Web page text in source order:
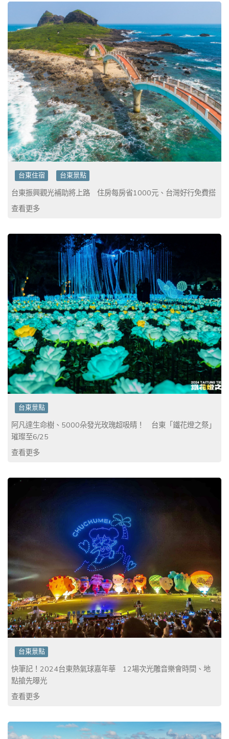
台東住宿 台東景點
台東振興觀光補助將上路 住房每房省1000元、台灣好行免費搭
查看更多
台東景點
阿凡達生命樹、5000朵發光玫瑰超吸睛！ 台東「鐵花燈之祭」
璀璨至6/25
查看更多
台東景點
快筆記！2024台東熱氣球嘉年華 12場次光雕音樂會時間、地
點搶先曝光
查看更多